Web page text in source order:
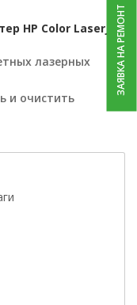
HP Color LaserJet
лазерных
и очистить
ЗАЯВКА НА РЕМОНТ